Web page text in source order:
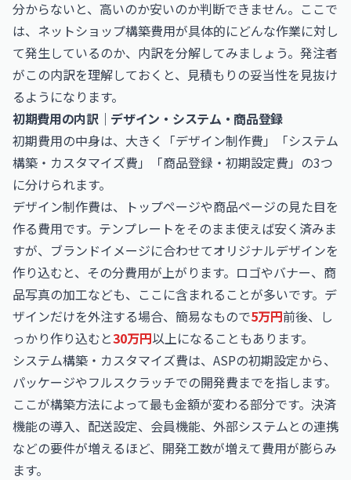
分からないと、高いのか安いのか判断できません。ここで
は、ネットショップ構築費用が具体的にどんな作業に対し
て発生しているのか、内訳を分解してみましょう。発注者
がこの内訳を理解しておくと、見積もりの妥当性を見抜け
るようになります。
初期費用の内訳｜デザイン・システム・商品登録
初期費用の中身は、大きく「デザイン制作費」「システム
構築・カスタマイズ費」「商品登録・初期設定費」の3つ
に分けられます。
デザイン制作費は、トップページや商品ページの見た目を
作る費用です。テンプレートをそのまま使えば安く済みま
すが、ブランドイメージに合わせてオリジナルデザインを
作り込むと、その分費用が上がります。ロゴやバナー、商
品写真の加工なども、ここに含まれることが多いです。デ
ザインだけを外注する場合、簡易なもので5万円前後、し
っかり作り込むと30万円以上になることもあります。
システム構築・カスタマイズ費は、ASPの初期設定から、
パッケージやフルスクラッチでの開発費までを指します。
ここが構築方法によって最も金額が変わる部分です。決済
機能の導入、配送設定、会員機能、外部システムとの連携
などの要件が増えるほど、開発工数が増えて費用が膨らみ
ます。